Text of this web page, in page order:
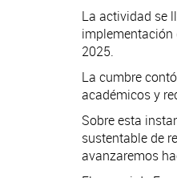
La actividad se
implementación
2025.
La cumbre
académicos y
Sobre esta
sustentable de
avanzaremos